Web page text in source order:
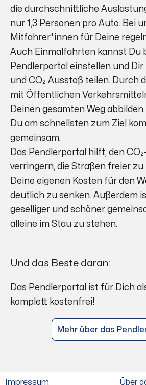
die durchschnittliche
nur 1,3 Personen pro Auto. Bei
Mitfahrer*innen für Deine
Auch Einmalfahrten kannst Du
Pendlerportal einstellen und Dir
und CO₂ Ausstoß teilen. Durch
mit Öffentlichen
Deinen gesamten Weg
Du am schnellsten zum Ziel
gemeinsam.
Das Pendlerportal hilft, den
verringern, die Straßen freier zu
Deine eigenen Kosten für den
deutlich zu senken. Außerdem
geselliger und schöner
alleine im Stau zu stehen.
Und das Beste daran:
Das Pendlerportal ist für Dich
komplett kostenfrei!
Mehr über das
Impressum Über